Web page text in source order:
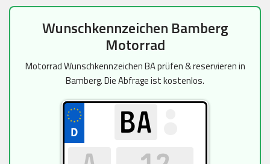
Wunschkennzeichen Bamberg
Motorrad
Motorrad Wunschkennzeichen BA prüfen & reservieren in
Bamberg. Die Abfrage ist kostenlos.